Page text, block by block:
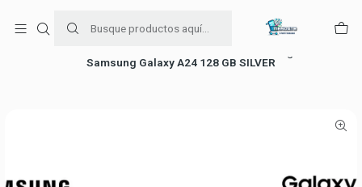
+56954787534
Samsung Galaxy A24 128 GB SILVER